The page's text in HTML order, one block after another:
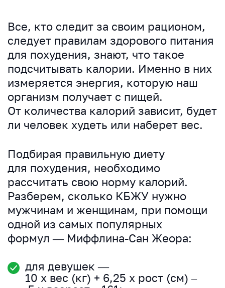
Все, кто следит за своим рационом,
следует правилам здорового питания
для похудения, знают, что такое
подсчитывать калории. Именно в них
измеряется энергия, которую наш
организм получает с пищей.
От количества калорий зависит, будет
ли человек худеть или наберет вес.
Подбирая правильную диету
для похудения, необходимо
рассчитать свою норму калорий.
Разберем, сколько КБЖУ нужно
мужчинам и женщинам, при помощи
одной из самых популярных
формул — Миффлина-Сан Жеора:
для девушек —
10 х вес (кг) + 6,25 х рост (см) –